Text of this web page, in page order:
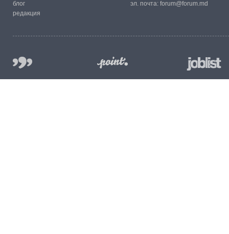
блог
редакция
эл. почта: forum@forum.md